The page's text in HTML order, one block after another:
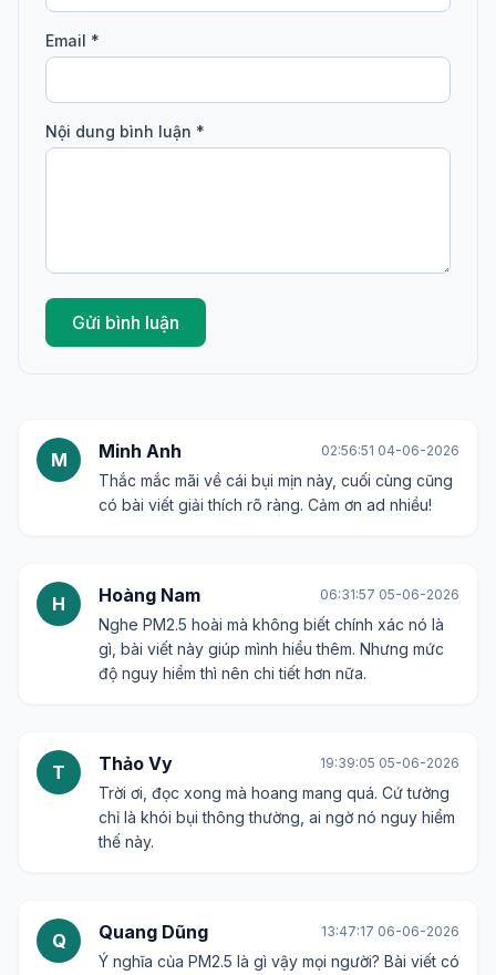
Email *
Nội dung bình luận *
Gửi bình luận
M Minh Anh 02:56:51 04-06-2026
Thắc mắc mãi về cái bụi mịn này, cuối cùng cũng
có bài viết giải thích rõ ràng. Cảm ơn ad nhiều!
H Hoàng Nam 06:31:57 05-06-2026
Nghe PM2.5 hoài mà không biết chính xác nó là
gì, bài viết này giúp mình hiểu thêm. Nhưng mức
độ nguy hiểm thì nên chi tiết hơn nữa.
T Thảo Vy 19:39:05 05-06-2026
Trời ơi, đọc xong mà hoang mang quá. Cứ tưởng
chỉ là khói bụi thông thường, ai ngờ nó nguy hiểm
thế này.
Q Quang Dũng 13:47:17 06-06-2026
Ý nghĩa của PM2.5 là gì vậy mọi người? Bài viết có